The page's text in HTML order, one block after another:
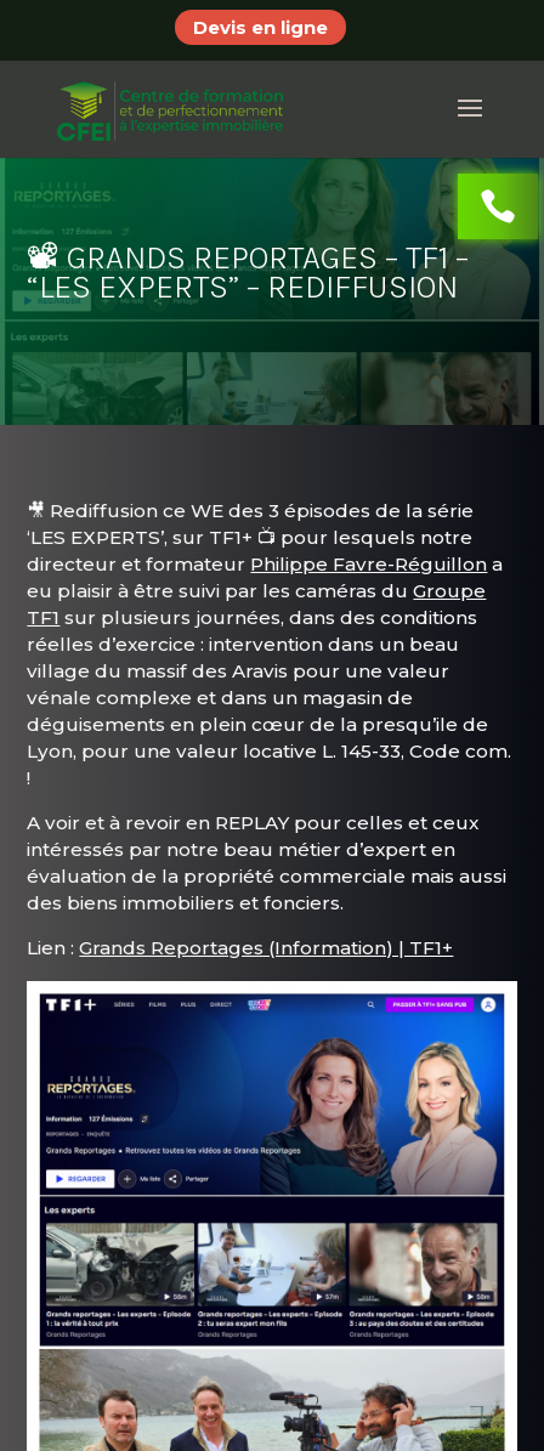
Devis en ligne
📽 GRANDS REPORTAGES – TF1 –
“LES EXPERTS” – REDIFFUSION
🎥 Rediffusion ce WE des 3 épisodes de la série
‘LES EXPERTS’, sur TF1+ 📺 pour lesquels notre
directeur et formateur Philippe Favre-Réguillon a
eu plaisir à être suivi par les caméras duGroupe
TF1 sur plusieurs journées, dans des conditions
réelles d’exercice : intervention dans un beau
village du massif des Aravis pour une valeur
vénale complexe et dans un magasin de
déguisements en plein cœur de la presqu’ile de
Lyon, pour une valeur locative L. 145-33, Code com.
!
A voir et à revoir en REPLAY pour celles et ceux
intéressés par notre beau métier d’expert en
évaluation de la propriété commerciale mais aussi
des biens immobiliers et fonciers.
Lien :Grands Reportages (Information) | TF1+